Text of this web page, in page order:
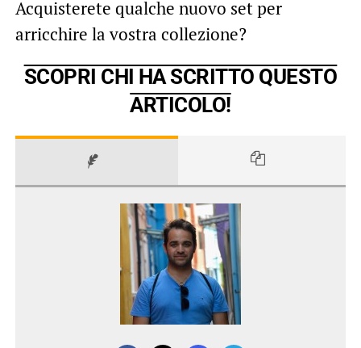
Acquisterete qualche nuovo set per
arricchire la vostra collezione?
SCOPRI CHI HA SCRITTO QUESTO
ARTICOLO!